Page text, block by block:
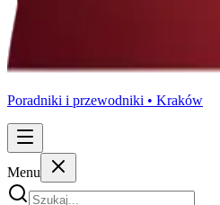
Poradniki i przewodniki • Kraków
Menu